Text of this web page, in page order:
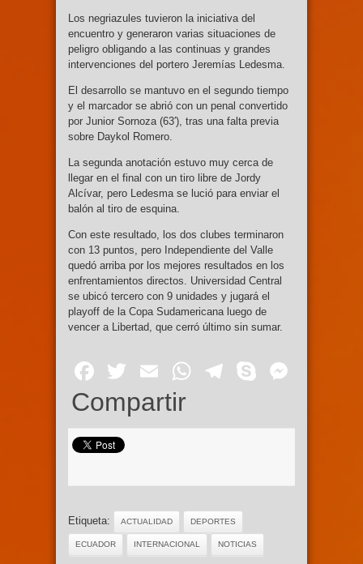
Los negriazules tuvieron la iniciativa del
encuentro y generaron varias situaciones de
peligro obligando a las continuas y grandes
intervenciones del portero Jeremías Ledesma.
El desarrollo se mantuvo en el segundo tiempo
y el marcador se abrió con un penal convertido
por Junior Sornoza (63′), tras una falta previa
sobre Daykol Romero.
La segunda anotación estuvo muy cerca de
llegar en el final con un tiro libre de Jordy
Alcívar, pero Ledesma se lució para enviar el
balón al tiro de esquina.
Con este resultado, los dos clubes terminaron
con 13 puntos, pero Independiente del Valle
quedó arriba por los mejores resultados en los
enfrentamientos directos. Universidad Central
se ubicó tercero con 9 unidades y jugará el
playoff de la Copa Sudamericana luego de
vencer a Libertad, que cerró último sin sumar.
Facebook
Twitter
EmailWhatsApp
Telegram
Skype
Compartir
Etiqueta: ACTUALIDAD DEPORTES
ECUADOR INTERNACIONAL NOTICIAS